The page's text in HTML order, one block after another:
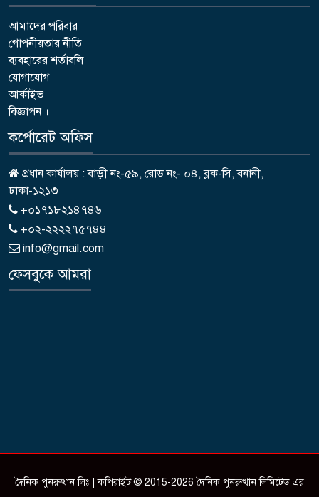
আমাদের পরিবার
গোপনীয়তার নীতি
ব্যবহারের শর্তাবলি
যোগাযোগ
আর্কাইভ
বিজ্ঞাপন ।
কর্পোরেট অফিস
প্রধান কার্যালয় : বাড়ী নং-৫৯, রোড নং- ০৪, ব্লক-সি, বনানী,
ঢাকা-১২১৩
+০১৭১৮২১৪৭৪৬
+০২-২২২২৭৫৭৪৪
info@gmail.com
ফেসবুকে আমরা
দৈনিক পুনরুত্থান লিঃ | কপিরাইট © 2015-2026 দৈনিক পুনরুত্থান লিমিটেড এর